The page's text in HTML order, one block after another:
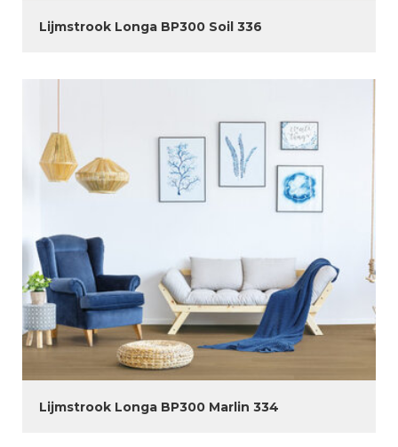
Lijmstrook Longa BP300 Soil 336
Lijmstrook Longa BP300 Marlin 334